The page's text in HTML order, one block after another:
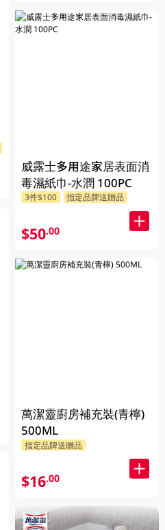
威露士多用途家居表面消
毒濕紙巾-水潤 100PC
3件$100 指定品牌送贈品
$50.00
萬潔靈廚房補充裝(青檸)
500ML
指定品牌送贈品
$16.00